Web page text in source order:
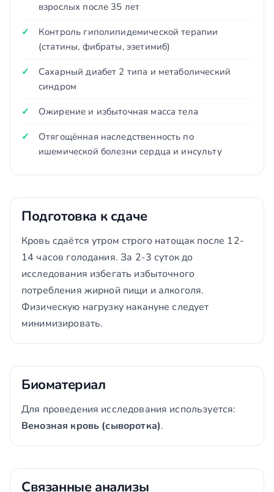
взрослых после 35 лет
Контроль гиполипидемической терапии
(статины, фибраты, эзетимиб)
Сахарный диабет 2 типа и метаболический
синдром
Ожирение и избыточная масса тела
Отягощённая наследственность по
ишемической болезни сердца и инсульту
Подготовка к сдаче
Кровь сдаётся утром строго натощак после 12-
14 часов голодания. За 2-3 суток до
исследования избегать избыточного
потребления жирной пищи и алкоголя.
Физическую нагрузку накануне следует
минимизировать.
Биоматериал
Для проведения исследования используется:
Венозная кровь (сыворотка).
Связанные анализы